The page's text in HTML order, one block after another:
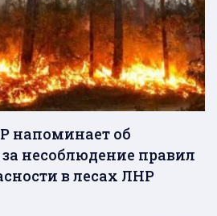
напоминает об
за несоблюдение правил
в лесах ЛНР